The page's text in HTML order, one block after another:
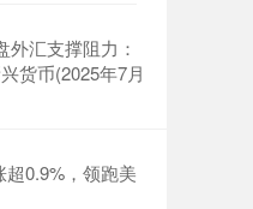
汇支撑阻力：
货币(2025年7月
0.9%，领跑美